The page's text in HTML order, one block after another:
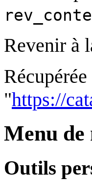
Revenir à
Récupérée
"https://
Menu de
Outils